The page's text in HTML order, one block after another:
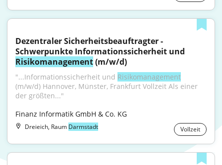
Dezentraler Sicherheitsbeauftragter -
Risikomanagement (m/w/d)
"...Informationssicherheit und Risikomanagement
(m/w/d) Hannover, Münster, Frankfurt Vollzeit Als einer
der größten..."
Finanz Informatik GmbH & Co. KG
Dreieich, Raum Darmstadt Vollzeit